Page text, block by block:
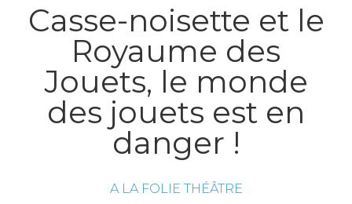
Casse-noisette et le
Royaume des
Jouets, le monde
des jouets est en
danger !
A LA FOLIE THÉÂTRE